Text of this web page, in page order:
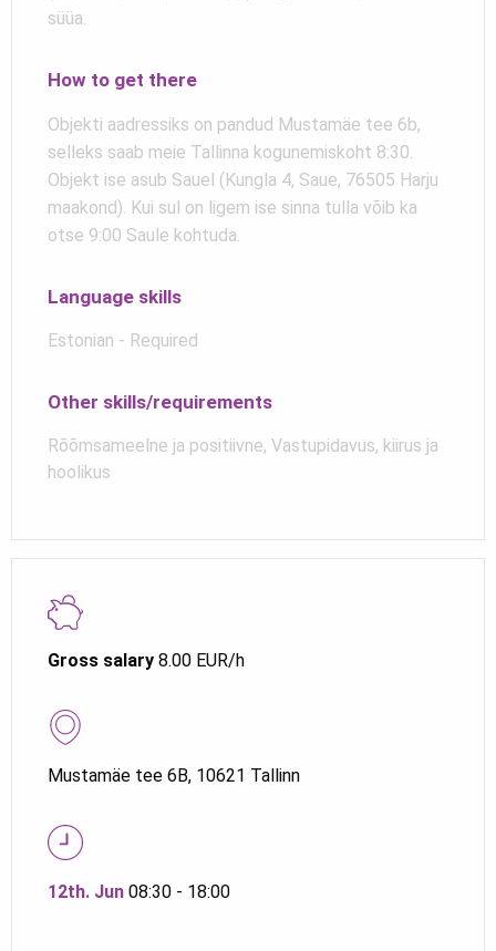
Gross salary 8.00 EUR/h
Mustamäe tee 6B, 10621 Tallinn
12th. Jun 08:30 - 18:00
süüa.
How to get there
Objekti aadressiks on pandud Mustamäe tee 6b,
selleks saab meie Tallinna kogunemiskoht 8:30.
Objekt ise asub Sauel (Kungla 4, Saue, 76505 Harju
maakond). Kui sul on ligem ise sinna tulla võib ka
otse 9:00 Saule kohtuda.
Language skills
Estonian - Required
Other skills/requirements
Rõõmsameelne ja positiivne, Vastupidavus, kiirus ja
hoolikus